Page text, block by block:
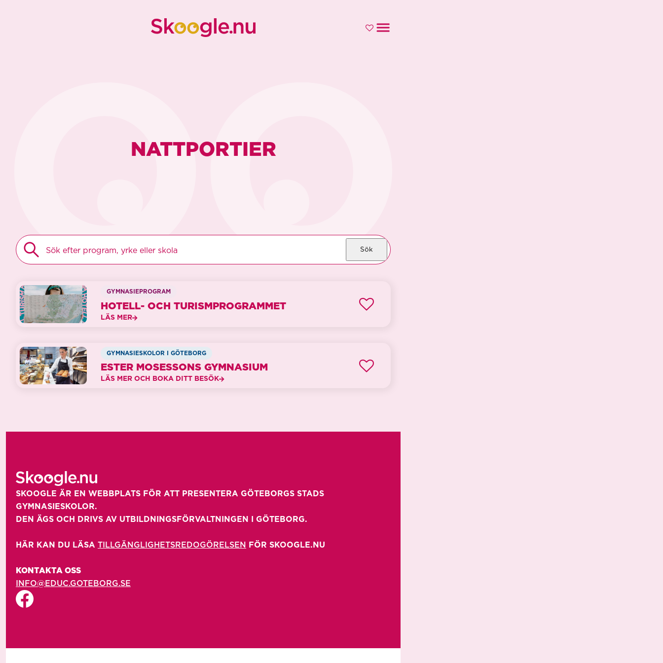
NATTPORTIER
HITTA
DITT
Sök
GYMNASIEPROGRAM
HOTELL- OCH TURISMPROGRAMMET
LÄS MER
GYMNASIESKOLOR I GÖTEBORG
ESTER MOSESSONS GYMNASIUM
LÄS MER OCH BOKA DITT BESÖK
SKOOGLE ÄR EN WEBBPLATS FÖR ATT PRESENTERA GÖTEBORGS STADS
GYMNASIESKOLOR.
DEN ÄGS OCH DRIVS AV UTBILDNINGSFÖRVALTNINGEN I GÖTEBORG.
HÄR KAN DU LÄSA TILLGÄNGLIGHETSREDOGÖRELSEN FÖR SKOOGLE.NU
KONTAKTA OSS
INFO@EDUC.GOTEBORG.SE